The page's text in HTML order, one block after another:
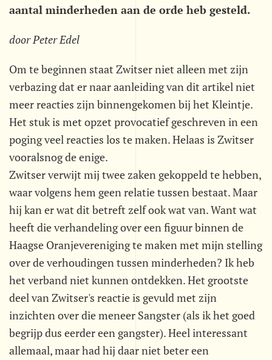
aantal minderheden aan de orde heb gesteld.
door Peter Edel
Om te beginnen staat Zwitser niet alleen met zijn
verbazing dat er naar aanleiding van dit artikel niet
meer reacties zijn binnengekomen bij het Kleintje.
Het stuk is met opzet provocatief geschreven in een
poging veel reacties los te maken. Helaas is Zwitser
vooralsnog de enige.
Zwitser verwijt mij twee zaken gekoppeld te hebben,
waar volgens hem geen relatie tussen bestaat. Maar
hij kan er wat dit betreft zelf ook wat van. Want wat
heeft die verhandeling over een figuur binnen de
Haagse Oranjevereniging te maken met mijn stelling
over de verhoudingen tussen minderheden? Ik heb
het verband niet kunnen ontdekken. Het grootste
deel van Zwitser's reactie is gevuld met zijn
inzichten over die meneer Sangster (als ik het goed
begrijp dus eerder een gangster). Heel interessant
allemaal, maar had hij daar niet beter een